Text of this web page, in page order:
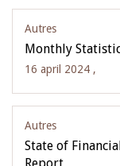
Autres
Monthly
16 april 2024 ,
Autres
State of